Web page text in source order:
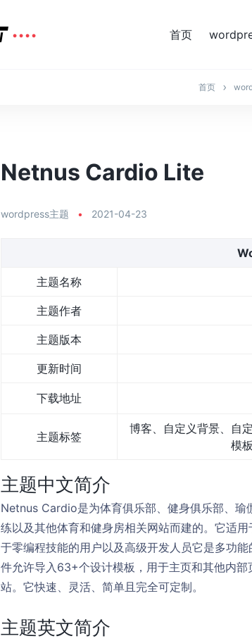
首页
首页
Netnus Cardio Lite
wordpress主题 • 2021-04-23
主题名称
主题作者
主题版本
更新时间
下载地址
主题标签
博客、自定义背景、自
模
主题中文简介
Netnus Cardio是为体育俱乐部、健身俱乐部、瑜
练以及其他体育和健身房相关网站而建的。它适
于零编程技能的用户以及高级开发人员它是多功
件允许导入63+个设计模板，用于主页和其他内
站。它快速、灵活、简单且完全可定制。
主题英文简介